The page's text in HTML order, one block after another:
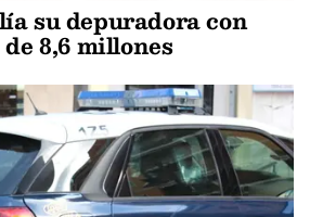
su depuradora con
8,6 millones